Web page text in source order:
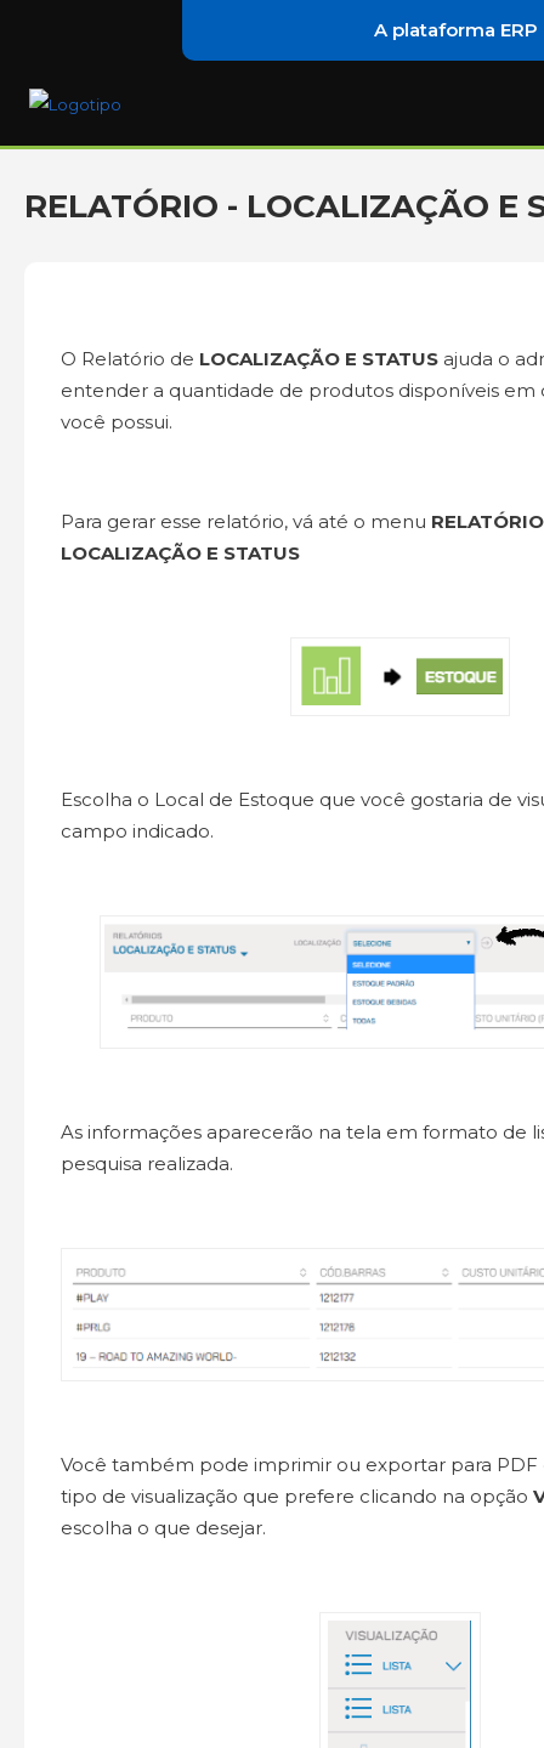
A plataforma
RELATÓRIO - LOCALIZAÇÃO E
O Relatório de LOCALIZAÇÃO E STATUS ajuda o
entender a quantidade de produtos disponíveis em
você possui.
Para gerar esse relatório, vá até o menu
LOCALIZAÇÃO E STATUS
Escolha o Local de Estoque que você gostaria de
campo indicado.
As informações aparecerão na tela em formato de
pesquisa realizada.
Você também pode imprimir ou exportar para PDF
tipo de visualização que prefere clicando na opção
escolha o que desejar.